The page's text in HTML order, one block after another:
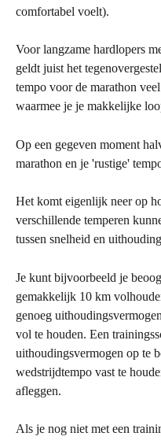
comfortabel voelt).
Voor langzame hardlopers
geldt juist het
tempo voor de marathon
waarmee je je makkelijke
Op een gegeven moment
marathon en je 'rustige'
Het komt eigenlijk neer op
verschillende temperen
tussen snelheid en
Je kunt bijvoorbeeld je
gemakkelijk 10 km
genoeg
vol te houden. Een
uithoudingsvermogen op te
wedstrijdtempo vast te
afleggen.
Als je nog niet met een